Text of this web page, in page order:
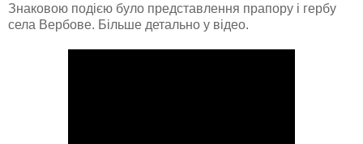
Знаковою подією було представлення прапору і гербу
села Вербове. Більше детально у відео.